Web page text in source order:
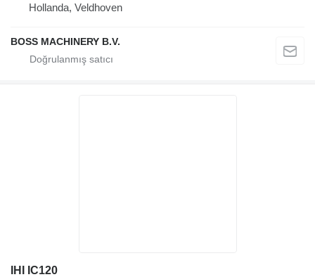
Hollanda, Veldhoven
BOSS MACHINERY B.V.
IHI IC120